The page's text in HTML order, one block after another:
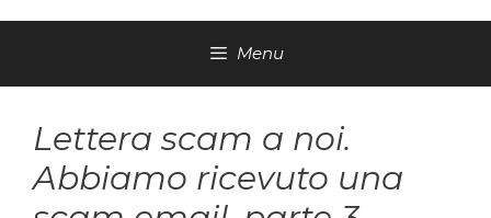
Menu
Lettera scam a noi.
Abbiamo ricevuto una